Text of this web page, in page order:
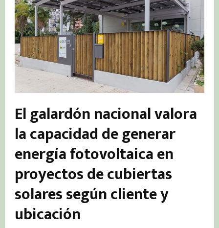
El galardón nacional valora
la capacidad de generar
energía fotovoltaica en
proyectos de cubiertas
solares según cliente y
ubicación